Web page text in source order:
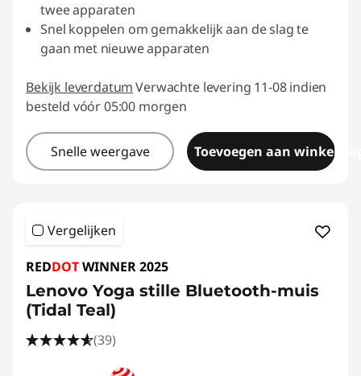
twee apparaten
Snel koppelen om gemakkelijk aan de slag te
gaan met nieuwe apparaten
Bekijk leverdatumVerwachte levering 11-08 indien
besteld vóór 05:00 morgen
Snelle weergave Toevoegen aan
Vergelijken
REDDOTWINNER 2025
Lenovo Yoga stille Bluetooth-muis
(Tidal Teal)
(39)